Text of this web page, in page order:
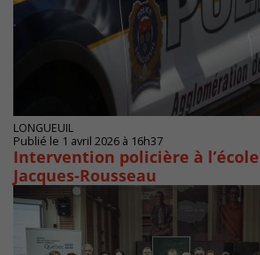
LONGUEUIL
Publié le 1 avril 2026 à 16h37
Intervention policière à
Jacques-Rousseau